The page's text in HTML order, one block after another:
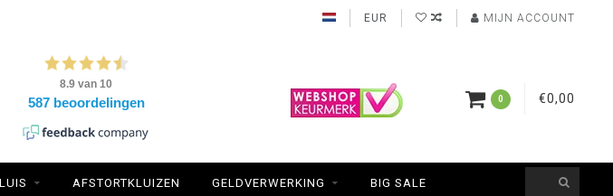
EUR MIJN ACCOUNT
0 €0,00
AFSTORTKLUIZEN GELDVERWERKING BIG SALE